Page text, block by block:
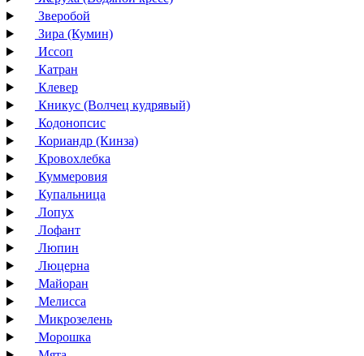
Зверобой
Зира (Кумин)
Иссоп
Катран
Клевер
Кникус (Волчец кудрявый)
Кодонопсис
Кориандр (Кинза)
Кровохлебка
Куммеровия
Купальница
Лопух
Лофант
Люпин
Люцерна
Майоран
Мелисса
Микрозелень
Морошка